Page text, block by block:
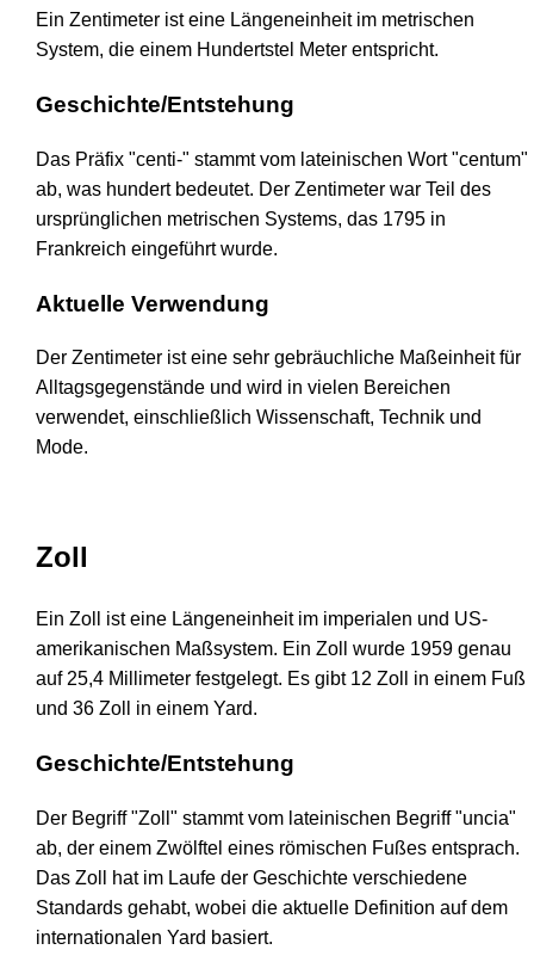
Ein Zentimeter ist eine Längeneinheit im metrischen
System, die einem Hundertstel Meter entspricht.
Geschichte/Entstehung
Das Präfix "centi-" stammt vom lateinischen Wort "centum"
ab, was hundert bedeutet. Der Zentimeter war Teil des
ursprünglichen metrischen Systems, das 1795 in
Frankreich eingeführt wurde.
Aktuelle Verwendung
Der Zentimeter ist eine sehr gebräuchliche Maßeinheit für
Alltagsgegenstände und wird in vielen Bereichen
verwendet, einschließlich Wissenschaft, Technik und
Mode.
Zoll
Ein Zoll ist eine Längeneinheit im imperialen und US-
amerikanischen Maßsystem. Ein Zoll wurde 1959 genau
auf 25,4 Millimeter festgelegt. Es gibt 12 Zoll in einem Fuß
und 36 Zoll in einem Yard.
Geschichte/Entstehung
Der Begriff "Zoll" stammt vom lateinischen Begriff "uncia"
ab, der einem Zwölftel eines römischen Fußes entsprach.
Das Zoll hat im Laufe der Geschichte verschiedene
Standards gehabt, wobei die aktuelle Definition auf dem
internationalen Yard basiert.